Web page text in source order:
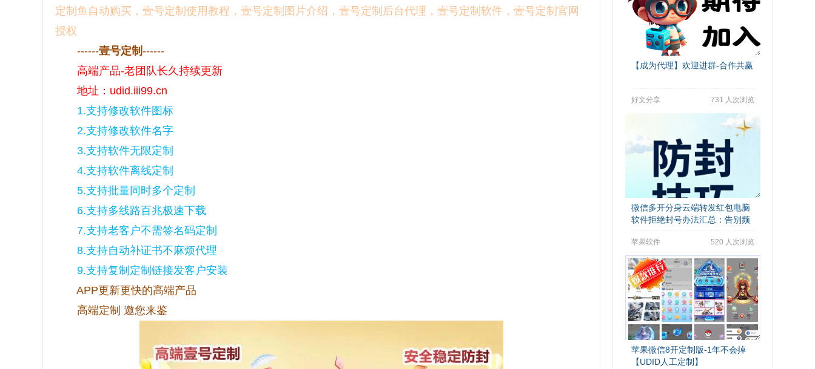
定制鱼自动购买，壹号定制使用教程，壹号定制图片介绍，壹号定制后台代理，壹号定制软件，壹号定制官网
授权
------壹号定制 ------
高端产品-老团队长久持续更新
地址：udid.iii99.cn
1.支持修改软件图标
2.支持修改软件名字
3.支持软件无限定制
4.支持软件离线定制
5.支持批量同时多个定制
6.支持多线路百兆极速下载
7.支持老客户不需签名码定制
8.支持自动补证书不麻烦代理
9.支持复制定制链接发客户安装
APP更新更快的高端产品
高端定制 邀您来鉴
【成为代理】欢迎进群-合作共赢
好文分享 731 人次浏览
微信多开分身云端转发红包电脑
软件拒绝封号办法汇总：告别频
苹果软件 520 人次浏览
苹果微信8开定制版-1年不会掉
【UDID人工定制】